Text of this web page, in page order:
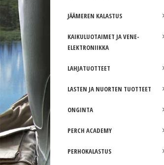
JÄÄMEREN KALASTUS
KAIKULUOTAIMET JA VENE-
ELEKTRONIIKKA
LAHJATUOTTEET
LASTEN JA NUORTEN TUOTTEET
ONGINTA
PERCH ACADEMY
PERHOKALASTUS